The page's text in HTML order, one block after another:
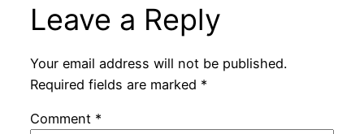
Leave a Reply
Your email address will not be published.
Required fields are marked *
Comment *